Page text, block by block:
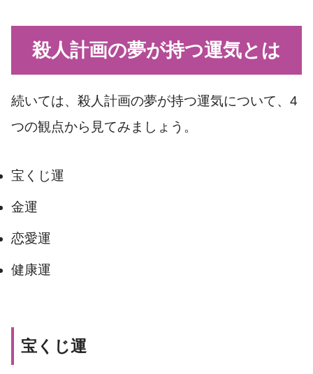
殺人計画の夢が持つ運気とは
続いては、殺人計画の夢が持つ運気について、4
つの観点から見てみましょう。
宝くじ運
金運
恋愛運
健康運
宝くじ運